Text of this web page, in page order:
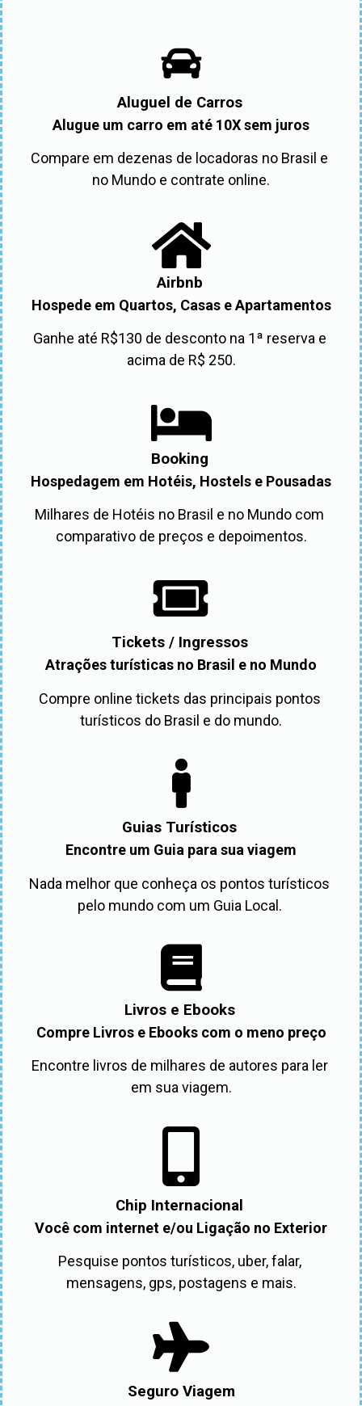
Aluguel de Carros
Alugue um carro em até 10X sem juros
Compare em dezenas de locadoras no Brasil e
no Mundo e contrate online.
Airbnb
Hospede em Quartos, Casas e Apartamentos
Ganhe até R$130 de desconto na 1ª reserva e
acima de R$ 250.
Booking
Hospedagem em Hotéis, Hostels e Pousadas
Milhares de Hotéis no Brasil e no Mundo com
comparativo de preços e depoimentos.
Tickets / Ingressos
Atrações turísticas no Brasil e no Mundo
Compre online tickets das principais pontos
turísticos do Brasil e do mundo.
Guias Turísticos
Encontre um Guia para sua viagem
Nada melhor que conheça os pontos turísticos
pelo mundo com um Guia Local.
Livros e Ebooks
Compre Livros e Ebooks com o meno preço
Encontre livros de milhares de autores para ler
em sua viagem.
Chip Internacional
Você com internet e/ou Ligação no Exterior
Pesquise pontos turísticos, uber, falar,
mensagens, gps, postagens e mais.
Seguro Viagem